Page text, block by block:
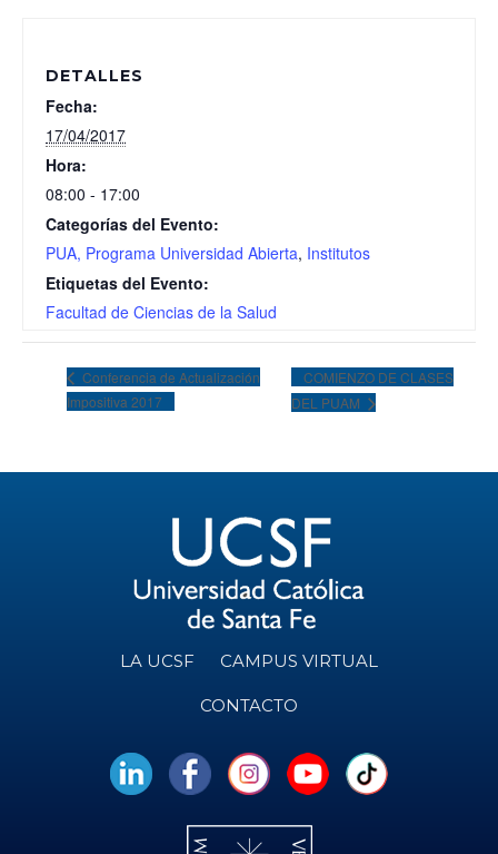
DETALLES
Fecha:
17/04/2017
Hora:
08:00 - 17:00
Categorías del Evento:
PUA, Programa Universidad Abierta, Institutos
Etiquetas del Evento:
Facultad de Ciencias de la Salud
Conferencia de Actualización
Impositiva 2017
COMIENZO DE CLASES
DEL PUAM
LA UCSF CAMPUS VIRTUAL
CONTACTO